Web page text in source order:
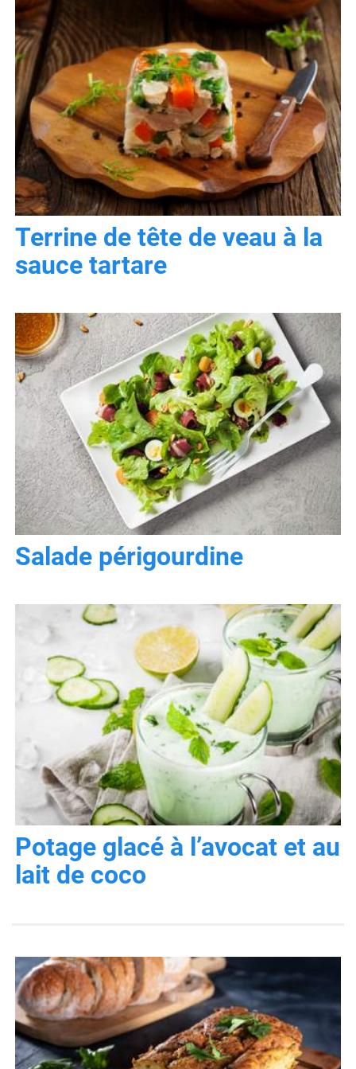
Terrine de tête de veau à la
sauce tartare
Salade périgourdine
Potage glacé à l’avocat et au
lait de coco